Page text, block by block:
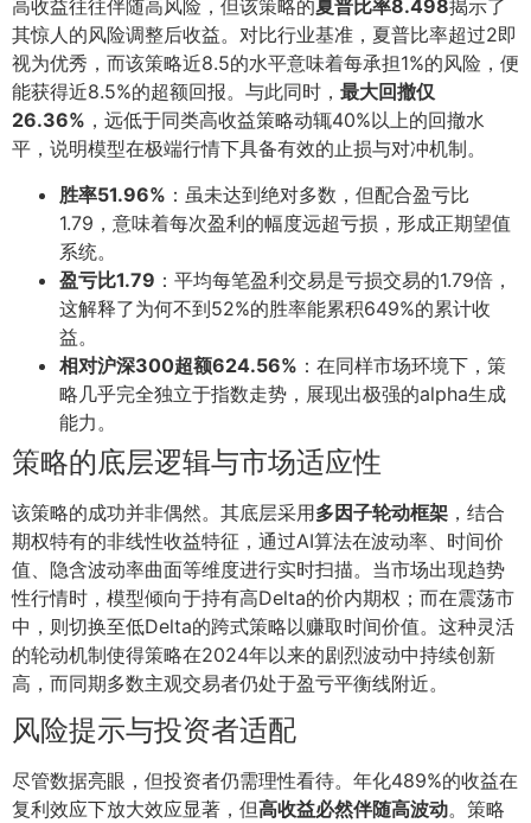
高收益往往伴随高风险，但该策略的夏普比率8.498揭示了
其惊人的风险调整后收益。对比行业基准，夏普比率超过2即
视为优秀，而该策略近8.5的水平意味着每承担1%的风险，便
能获得近8.5%的超额回报。与此同时， 最大回撤仅
26.36% ，远低于同类高收益策略动辄40%以上的回撤水
平，说明模型在极端行情下具备有效的止损与对冲机制。
胜率51.96% ：虽未达到绝对多数，但配合盈亏比
1.79，意味着每次盈利的幅度远超亏损，形成正期望值
系统。
盈亏比1.79 ：平均每笔盈利交易是亏损交易的1.79倍，
这解释了为何不到52%的胜率能累积649%的累计收
益。
相对沪深300超额624.56% ：在同样市场环境下，策
略几乎完全独立于指数走势，展现出极强的alpha生成
能力。
策略的底层逻辑与市场适应性
该策略的成功并非偶然。其底层采用多因子轮动框架 ，结合
期权特有的非线性收益特征，通过AI算法在波动率、时间价
值、隐含波动率曲面等维度进行实时扫描。当市场出现趋势
性行情时，模型倾向于持有高Delta的价内期权；而在震荡市
中，则切换至低Delta的跨式策略以赚取时间价值。这种灵活
的轮动机制使得策略在2024年以来的剧烈波动中持续创新
高，而同期多数主观交易者仍处于盈亏平衡线附近。
风险提示与投资者适配
尽管数据亮眼，但投资者仍需理性看待。年化489%的收益在
复利效应下放大效应显著，但高收益必然伴随高波动。策略